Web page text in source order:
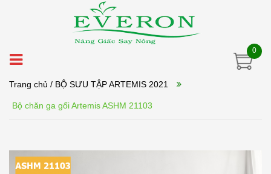
0
Trang chủ / BỘ SƯU TẬP ARTEMIS 2021
Bộ chăn ga gối Artemis ASHM 21103